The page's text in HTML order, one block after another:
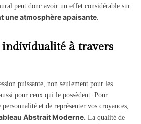
peut donc avoir un effet considérable sur
une atmosphère apaisante.
à travers
puissante, non seulement pour les
pour ceux qui le possèdent. Pour
et de représenter vos croyances,
Abstrait Moderne. La qualité de